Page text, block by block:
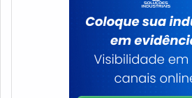
destacado da concorrência pela
qualidade que fecha todo o ciclo
excelência para cada cliente.
há de melhor em tecnologia ao
uma visão analítica sobre
industrial, mais do que visar
deve oferecer produtos e
ótima qualidade e proteção,